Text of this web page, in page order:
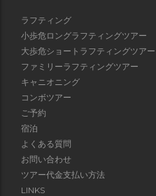
ラフティング
小歩危ロングラフティングツアー
大歩危ショートラフティングツアー
ファミリーラフティングツアー
キャニオニング
コンボツアー
ご予約
宿泊
よくある質問
お問い合わせ
ツアー代金支払い方法
LINKS